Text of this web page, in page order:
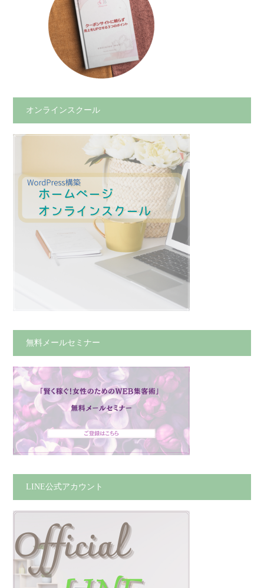
オンラインスクール
無料メールセミナー
LINE公式アカウント